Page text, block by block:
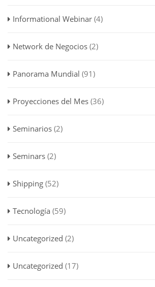
Informational Webinar (4)
Network de Negocios (2)
Panorama Mundial (91)
Proyecciones del Mes (36)
Seminarios (2)
Seminars (2)
Shipping (52)
Tecnología (59)
Uncategorized (2)
Uncategorized (17)